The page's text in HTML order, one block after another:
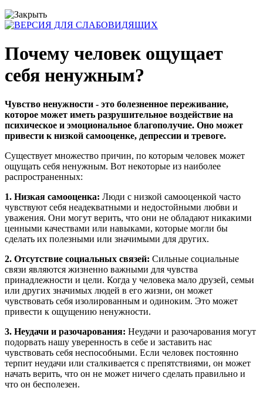
Почему человек ощущает
себя ненужным?
Чувство ненужности - это болезненное переживание,
которое может иметь разрушительное воздействие на
психическое и эмоциональное благополучие. Оно может
привести к низкой самооценке, депрессии и тревоге.
Существует множество причин, по которым человек может
ощущать себя ненужным. Вот некоторые из наиболее
распространенных:
1. Низкая самооценка: Люди с низкой самооценкой часто
чувствуют себя неадекватными и недостойными любви и
уважения. Они могут верить, что они не обладают никакими
ценными качествами или навыками, которые могли бы
сделать их полезными или значимыми для других.
2. Отсутствие социальных связей: Сильные социальные
связи являются жизненно важными для чувства
принадлежности и цели. Когда у человека мало друзей, семьи
или других значимых людей в его жизни, он может
чувствовать себя изолированным и одиноким. Это может
привести к ощущению ненужности.
3. Неудачи и разочарования: Неудачи и разочарования могут
подорвать нашу уверенность в себе и заставить нас
чувствовать себя неспособными. Если человек постоянно
терпит неудачи или сталкивается с препятствиями, он может
начать верить, что он не может ничего сделать правильно и
что он бесполезен.